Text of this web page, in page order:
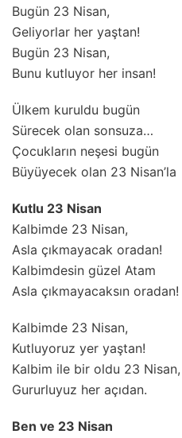
Bugün 23 Nisan,
Geliyorlar her yaştan!
Bugün 23 Nisan,
Bunu kutluyor her insan!
Ülkem kuruldu bugün
Sürecek olan sonsuza…
Çocukların neşesi bugün
Büyüyecek olan 23 Nisan’la
Kutlu 23 Nisan
Kalbimde 23 Nisan,
Asla çıkmayacak oradan!
Kalbimdesin güzel Atam
Asla çıkmayacaksın oradan!
Kalbimde 23 Nisan,
Kutluyoruz yer yaştan!
Kalbim ile bir oldu 23 Nisan,
Gururluyuz her açıdan.
Ben ve 23 Nisan